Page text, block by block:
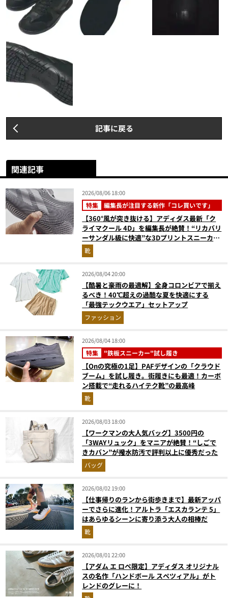
記事に戻る
関連記事
2026/08/06 18:00
特集 編集長が注目する新作「コレ買いです」
【360°風が突き抜ける】アディダス最新「ク
ライマクール 4D」を編集長が絶賛！“リカバリ
ーサンダル級に快適”な3Dプリントスニーカー
『コレ買いです』Vol.173
靴
2026/08/04 20:00
【酷暑と豪雨の最適解】全身コロンビアで揃え
るべき！40℃超えの過酷な夏を快適にする
「最強テックウエア」セットアップ
ファッション
2026/08/04 18:00
特集 "鉄板スニーカー"試し履き
【Onの究極の1足】PAFデザインの「クラウド
ブーム」を試し履き。街履きにも最適！カーボ
ン搭載で“走れるハイテク靴”の最高峰
靴
2026/08/03 18:00
【ワークマンの大人気バッグ】3500円の
「3WAYリュック」をマニアが絶賛！“しごで
きカバン”が撥水防汚で評判以上に優秀だった
バッグ
2026/08/02 19:00
【仕事帰りのランから街歩きまで】最新アッパ
ーでさらに進化！アルトラ「エスカランテ 5」
はあらゆるシーンに寄り添う大人の相棒だ
靴
2026/08/01 22:00
【アダム エ ロペ限定】アディダス オリジナル
スの名作「ハンドボール スペツィアル」がト
レンドのグレーに！